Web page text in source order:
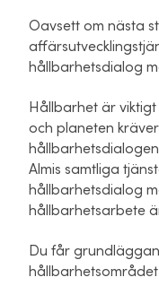
Oavsett om nästa
hållbarhetsdialog
Hållbarhet är
och planeten
Almis samtliga
hållbarhetsdialog
hållbarhetsarbete
Du får